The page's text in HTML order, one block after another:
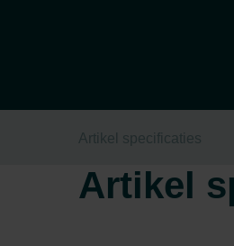
Artikel specificaties
Artikel